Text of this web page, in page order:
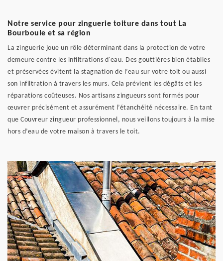
Notre service pour zinguerie toiture dans tout La
Bourboule et sa région
La zinguerie joue un rôle déterminant dans la protection de votre
demeure contre les infiltrations d'eau. Des gouttières bien établies
et préservées évitent la stagnation de l’eau sur votre toit ou aussi
son infiltration à travers les murs. Cela prévient les dégâts et les
réparations coûteuses. Nos artisans zingueurs sont formés pour
œuvrer précisément et assurément l’étanchéité nécessaire. En tant
que Couvreur zingueur professionnel, nous veillons toujours à la mise
hors d’eau de votre maison à travers le toit.